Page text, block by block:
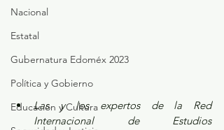
Nacional
Estatal
Gubernatura Edoméx 2023
Política y Gobierno
Educación y Cultura
Las y los expertos de la Red
Internacional de Estudios